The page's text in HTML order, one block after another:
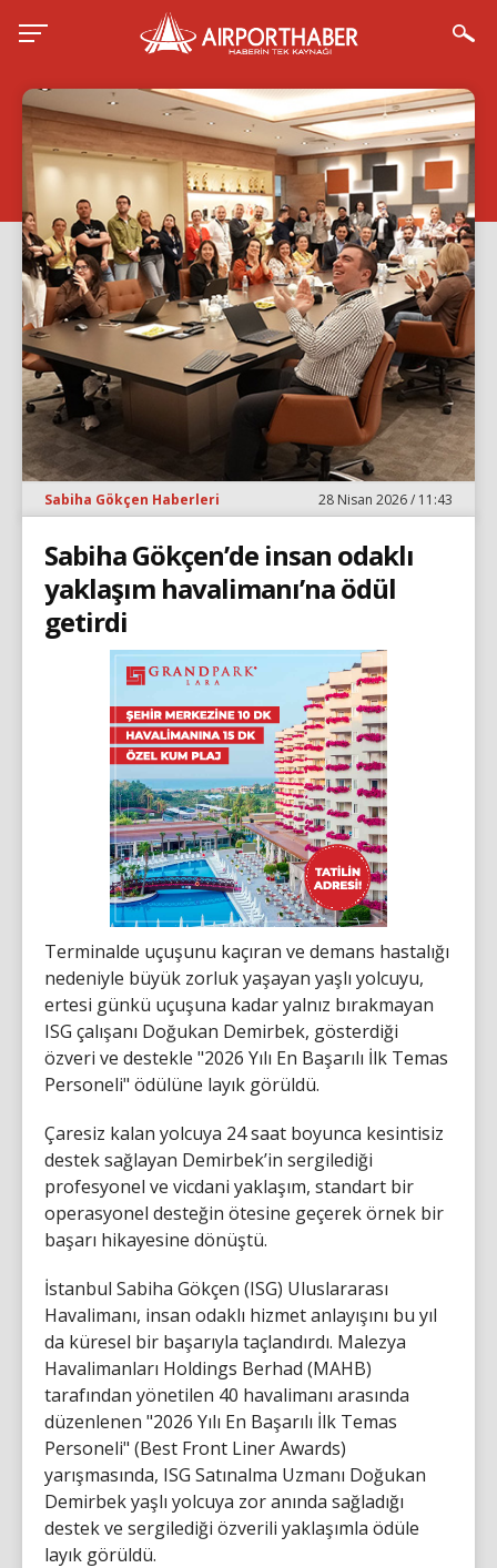
Sabiha Gökçen Haberleri 28 Nisan 2026 / 11:43
Sabiha Gökçen’de insan odaklı
yaklaşım havalimanı’na ödül
getirdi
Terminalde uçuşunu kaçıran ve demans hastalığı
nedeniyle büyük zorluk yaşayan yaşlı yolcuyu,
ertesi günkü uçuşuna kadar yalnız bırakmayan
ISG çalışanı Doğukan Demirbek, gösterdiği
özveri ve destekle "2026 Yılı En Başarılı İlk Temas
Personeli" ödülüne layık görüldü.
Çaresiz kalan yolcuya 24 saat boyunca kesintisiz
destek sağlayan Demirbek’in sergilediği
profesyonel ve vicdani yaklaşım, standart bir
operasyonel desteğin ötesine geçerek örnek bir
başarı hikayesine dönüştü.
İstanbul Sabiha Gökçen (ISG) Uluslararası
Havalimanı, insan odaklı hizmet anlayışını bu yıl
da küresel bir başarıyla taçlandırdı. Malezya
Havalimanları Holdings Berhad (MAHB)
tarafından yönetilen 40 havalimanı arasında
düzenlenen "2026 Yılı En Başarılı İlk Temas
Personeli" (Best Front Liner Awards)
yarışmasında, ISG Satınalma Uzmanı Doğukan
Demirbek yaşlı yolcuya zor anında sağladığı
destek ve sergilediği özverili yaklaşımla ödüle
layık görüldü.